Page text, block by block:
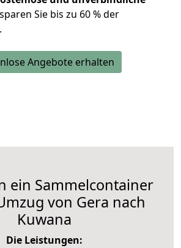
Sie bis zu 60 % der
Angebote erhalten
ein Sammelcontainer
von Gera nach
Kuwana
Die Leistungen: